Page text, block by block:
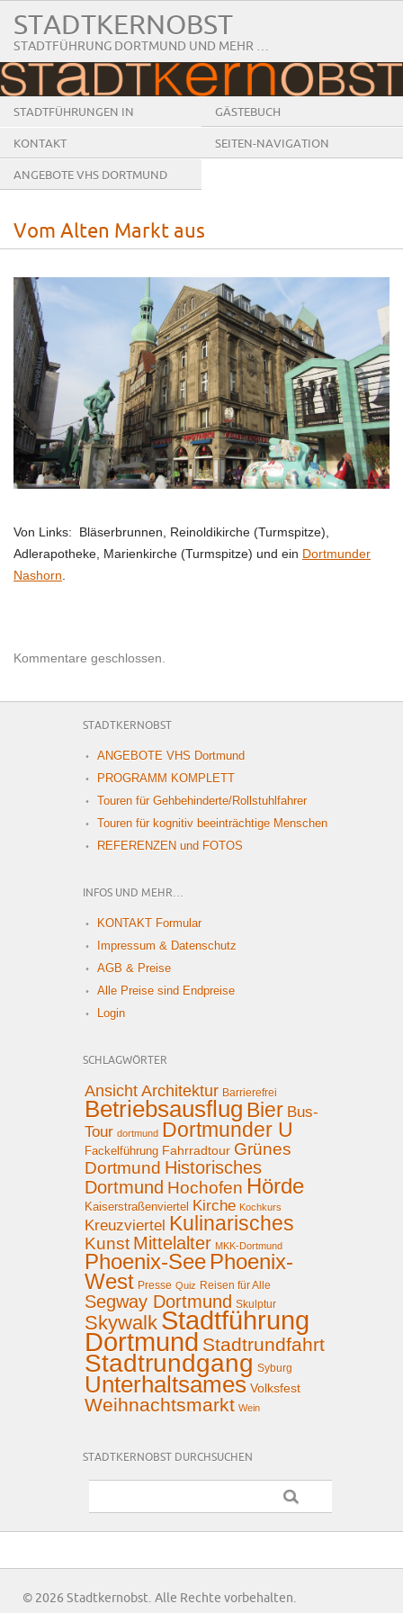
STADTKERNOBST
STADTFÜHRUNG DORTMUND UND MEHR …
STADTFÜHRUNGEN IN
DORTMUND
GÄSTEBUCH
KONTAKT SEITEN-NAVIGATION
ANGEBOTE VHS DORTMUND
Vom Alten Markt aus
Von Links: Bläserbrunnen, Reinoldikirche (Turmspitze),
Adlerapotheke, Marienkirche (Turmspitze) und ein Dortmunder
Nashorn.
Kommentare geschlossen.
STADTKERNOBST
ANGEBOTE VHS Dortmund
PROGRAMM KOMPLETT
Touren für Gehbehinderte/Rollstuhlfahrer
Touren für kognitiv beeinträchtige Menschen
REFERENZEN und FOTOS
INFOS UND MEHR…
KONTAKT Formular
Impressum & Datenschutz
AGB & Preise
Alle Preise sind Endpreise
Login
SCHLAGWÖRTER
Ansicht Architektur Barrierefrei
Betriebsausflug Bier Bus-
Tour dortmund Dortmunder U
Fackelführung Fahrradtour Grünes
Dortmund Historisches
Dortmund Hochofen Hörde
Kaiserstraßenviertel Kirche Kochkurs
Kreuzviertel Kulinarisches
Kunst Mittelalter MKK-Dortmund
Phoenix-See Phoenix-
West Presse Quiz Reisen für Alle
Segway Dortmund Skulptur
Skywalk Stadtführung
Dortmund Stadtrundfahrt
Stadtrundgang Syburg
Unterhaltsames Volksfest
Weihnachtsmarkt Wein
STADTKERNOBST DURCHSUCHEN
© 2026 Stadtkernobst. Alle Rechte vorbehalten.